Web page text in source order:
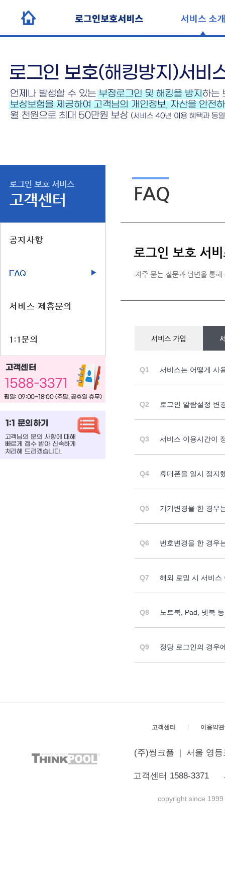
Q1 서비스는 어떻게 사
Q2 로그인 알람설정 변
Q3 서비스 이용시간이
Q4 휴대폰을 일시 정지
Q5 기기변경을 한 경우
Q6 번호변경을 한 경우
Q7 해외 로밍 시 서비스
Q8 노트북, Pad, 넷북
Q9 정당 로그인의 경우
고객센터 이용약관
(주)씽크풀 | 서울 영
고객센터 1588-3371
copyright since